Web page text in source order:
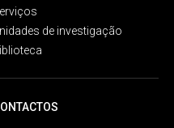
de investigação